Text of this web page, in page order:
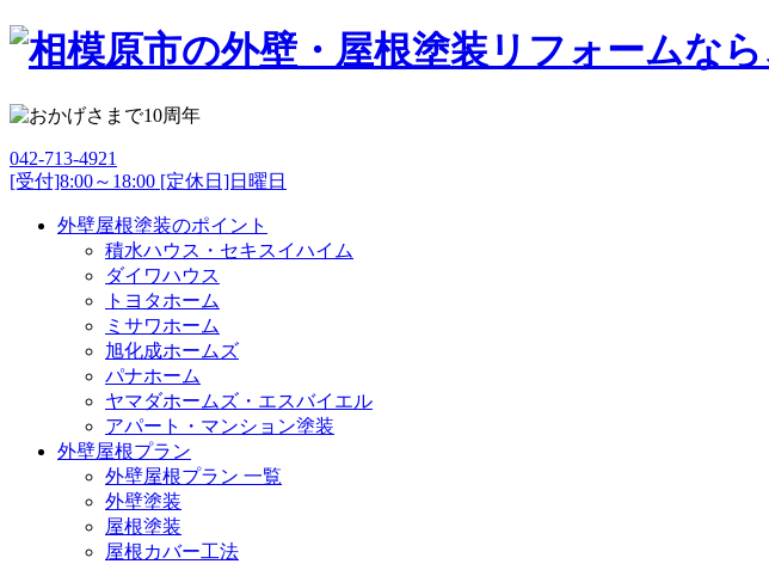
042-713-4921
[受付]8:00～18:00 [定休日]日曜日
外壁屋根塗装のポイント
積水ハウス・セキスイハイム
ダイワハウス
トヨタホーム
ミサワホーム
旭化成ホームズ
パナホーム
ヤマダホームズ・エスバイエル
アパート・マンション塗装
外壁屋根プラン
外壁屋根プラン 一覧
外壁塗装
屋根塗装
屋根カバー工法